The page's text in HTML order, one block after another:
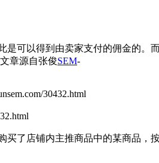
可以得到由卖家支付的佣金的。
文章源自张俊SEM-
30432.html
了店铺内主推商品中的某商品，